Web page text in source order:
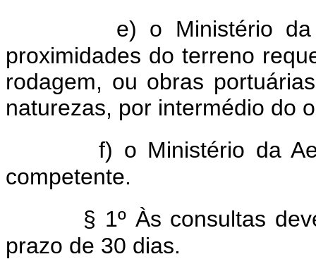
e) o Ministério
proximidades do terreno
rodagem, ou obras
naturezas, por intermédio do
f) o Ministério da
competente.
§ 1º Às consultas
prazo de 30 dias.